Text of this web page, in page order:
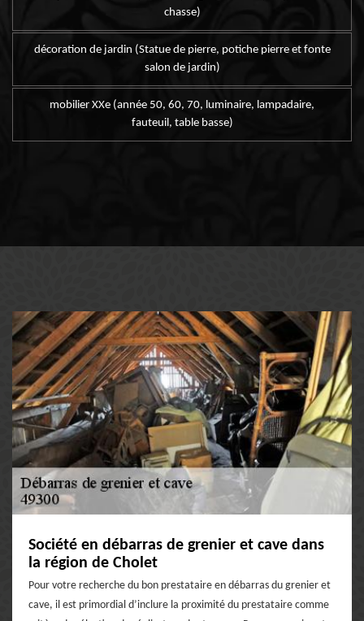
chasse)
décoration de jardin (Statue de pierre, potiche pierre et fonte
salon de jardin)
mobilier XXe (année 50, 60, 70, luminaire, lampadaire,
fauteuil, table basse)
Société en débarras de grenier et cave dans
la région de Cholet
Pour votre recherche du bon prestataire en débarras du grenier et
cave, il est primordial d’inclure la proximité du prestataire comme